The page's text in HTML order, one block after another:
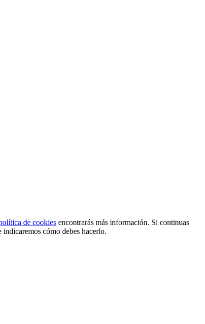
de cookies encontrarás más información. Si continuas
cómo debes hacerlo.